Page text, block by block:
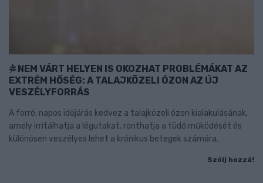
NEM VÁRT HELYEN IS OKOZHAT PROBLÉMÁKAT AZ
EXTRÉM HŐSÉG: A TALAJKÖZELI ÓZON AZ ÚJ
VESZÉLYFORRÁS
A forró, napos időjárás kedvez a talajközeli ózon kialakulásának,
amely irritálhatja a légutakat, ronthatja a tüdő működését és
különösen veszélyes lehet a krónikus betegek számára.
Szólj hozzá!